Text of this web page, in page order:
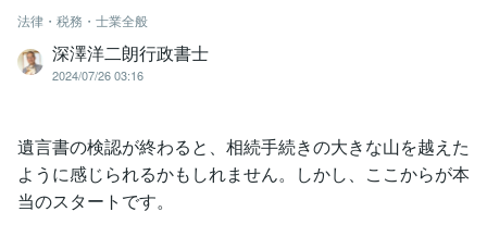
法律・税務・士業全般
深澤洋二朗行政書士
2024/07/26 03:16
遺言書の検認が終わると、相続手続きの大きな山を越えた
ように感じられるかもしれません。しかし、ここからが本
当のスタートです。